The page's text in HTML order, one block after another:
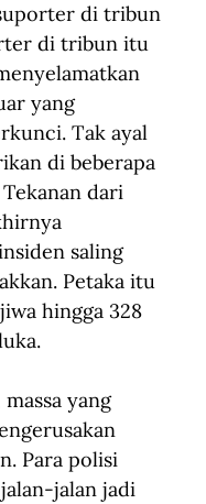
di tribun
di tribun itu
yang
Tak ayal
di beberapa
dari
saling
Petaka itu
hingga 328
yang
Para polisi
jalan jadi